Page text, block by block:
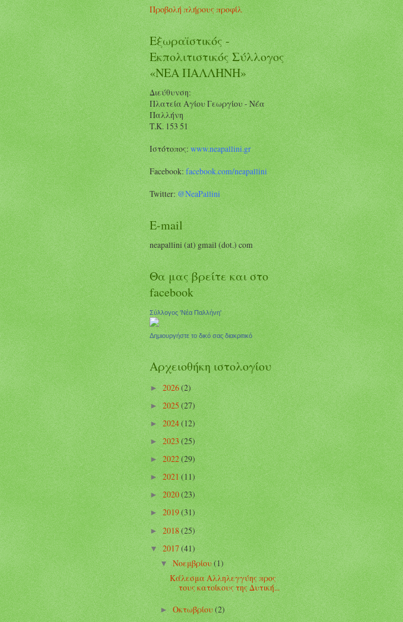
Προβολή πλήρους προφίλ
Εξωραϊστικός -
Εκπολιτιστικός Σύλλογος
«ΝΕΑ ΠΑΛΛΗΝΗ»
Διεύθυνση:
Πλατεία Αγίου Γεωργίου - Νέα
Παλλήνη
Τ.Κ. 153 51
Ιστότοπος:www.neapallini.gr
Facebook:facebook.com/neapallini
Twitter:@NeaPallini
E-mail
neapallini (at) gmail (dot.) com
Θα μας βρείτε και στο
facebook
Σύλλογος 'Νέα Παλλήνη'
Δημιουργήστε το δικό σας διακριτικό
Αρχειοθήκη ιστολογίου
► 2026(2)
► 2025(27)
►2024(12)
►2023(25)
►2022(29)
►2021(11)
►2020(23)
► 2019(31)
►2018(25)
▼2017 (41)
▼Νοεμβρίου(1)
Κάλεσμα Αλληλεγγύης προς
τους κατοίκους της Δυτική...
►Οκτωβρίου(2)